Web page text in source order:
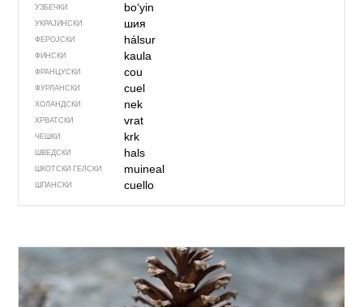
УЗБЕЧКИ boʻyin
УКРАЈИНСКИ шия
ФЕРОЈСКИ hálsur
ФИНСКИ kaula
ФРАНЦУСКИ cou
ФУРЛАНСКИ cuel
ХОЛАНДСКИ nek
ХРВАТСКИ vrat
ЧЕШКИ krk
ШВЕДСКИ hals
ШКОТСКИ ГЕЛСКИ muineal
ШПАНСКИ cuello